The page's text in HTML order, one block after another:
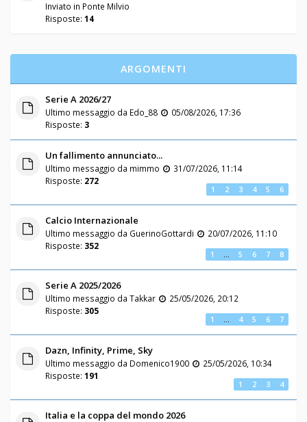
Inviato in Ponte Milvio
Risposte: 14
ARGOMENTI
Serie A 2026/27
Ultimo messaggio da Edo_88
05/08/2026, 17:36
Risposte: 3
Un fallimento annunciato...
Ultimo messaggio da mimmo
31/07/2026, 11:14
Risposte: 272
1 2 3 4 5 6
Calcio Internazionale
Ultimo messaggio da GuerinoGottardi
20/07/2026, 11:10
Risposte: 352
1 … 5 6 7 8
Serie A 2025/2026
Ultimo messaggio da Takkar
25/05/2026, 20:12
Risposte: 305
1 … 4 5 6 7
Dazn, Infinity, Prime, Sky
Ultimo messaggio da Domenico1900
25/05/2026, 10:34
Risposte: 191
1 2 3 4
Italia e la coppa del mondo 2026